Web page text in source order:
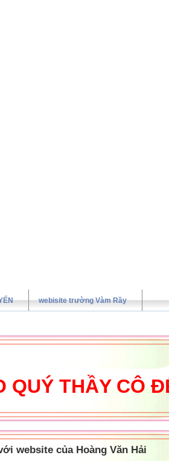
webisite trường Vàm Rầy
THẦY CÔ ĐẾN
website của Hoàng Văn Hải